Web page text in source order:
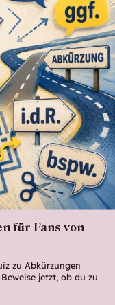
für Fans von
zu Abkürzungen
jetzt, ob du zu